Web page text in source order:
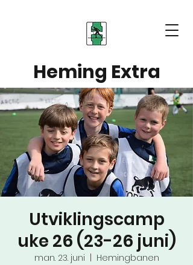
Heming Extra
Utviklingscamp
uke 26 (23-26 juni)
man. 23. juni
Hemingbanen